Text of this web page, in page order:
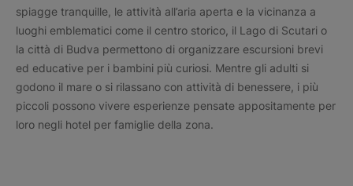
spiagge tranquille, le attività all’aria aperta e la vicinanza a
luoghi emblematici come il centro storico, il Lago di Scutari o
la città di Budva permettono di organizzare escursioni brevi
ed educative per i bambini più curiosi. Mentre gli adulti si
godono il mare o si rilassano con attività di benessere, i più
piccoli possono vivere esperienze pensate appositamente per
loro negli hotel per famiglie della zona.